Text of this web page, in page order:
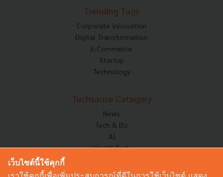
Trending Tags
Corporate Innovation
Digital Transformation
E-Commerce
Startup
Technology
Techsauce Category
News
Tech & Biz
AI
HealthTech
Corp Innov
เว็บไซต์นี้ใช้คุกกี้